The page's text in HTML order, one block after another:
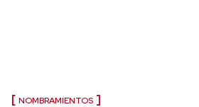
NOMBRAMIENTOS